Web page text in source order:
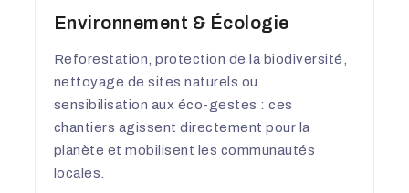
Environnement & Écologie
Reforestation, protection de la biodiversité,
nettoyage de sites naturels ou
sensibilisation aux éco-gestes : ces
chantiers agissent directement pour la
planète et mobilisent les communautés
locales.